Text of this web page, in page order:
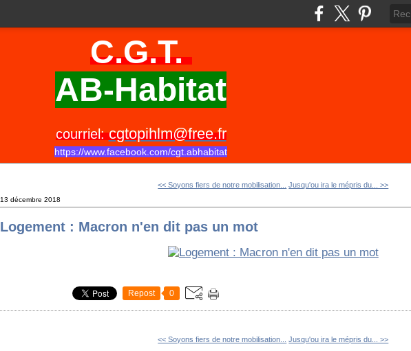
C.G.T.
AB-Habitat
courriel:cgtopihlm@free.fr
https://www.facebook.com/cgt.abhabitat
<< Soyons fiers de notre mobilisation... Jusqu'ou ira le mépris du... >>
13 décembre 2018
Logement : Macron n'en dit pas un mot
Repost 0
<< Soyons fiers de notre mobilisation... Jusqu'ou ira le mépris du... >>